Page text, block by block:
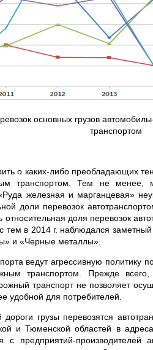
основных грузов
транспортом
о каких-либо преобладающих
транспортом. Тем не менее,
железная и марганцевая»
доли перевозок
относительная доля перевозок
в 2014 г. наблюдался заметный
и «Черные металлы».
ведут агрессивную политику
транспортом. Прежде
транспорт не позволяет
удобной для потребителей.
грузы перевозятся
и Тюменской областей в
с предприятий-производителей